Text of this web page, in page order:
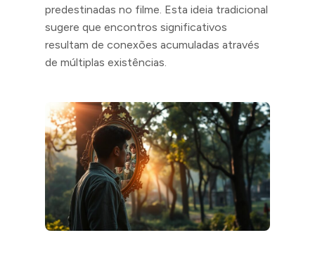
predestinadas no filme. Esta ideia tradicional
sugere que encontros significativos
resultam de conexões acumuladas através
de múltiplas existências.